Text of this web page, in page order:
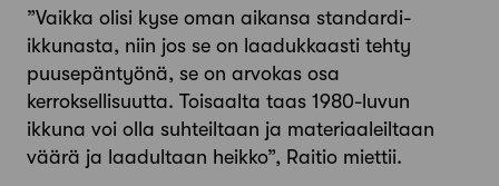
”Vaikka olisi kyse oman aikansa standardi­
ikkunasta, niin jos se on laadukkaasti tehty
puusepäntyönä, se on arvokas osa
kerroksellisuutta. Toisaalta taas 1980­-luvun
ikkuna voi olla suh­teiltaan ja materiaaleiltaan
väärä ja laadultaan heikko”, Raitio miettii.